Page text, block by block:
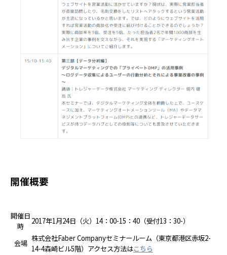
開催概要
開催日
時
2017年1月24日（火）14：00-15：40（受付13：30-）
会場
株式会社Faber Companyセミナールーム （東京都港区赤坂2-
14-4森崎ビル5階） アクセス方法はこちら